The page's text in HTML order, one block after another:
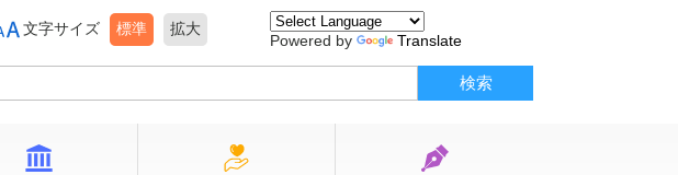
文字サイズ 標準 拡大
Powered by Translate